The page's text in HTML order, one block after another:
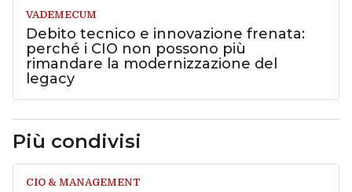
VADEMECUM
Debito tecnico e innovazione frenata:
perché i CIO non possono più
rimandare la modernizzazione del
legacy
Più condivisi
CIO & MANAGEMENT